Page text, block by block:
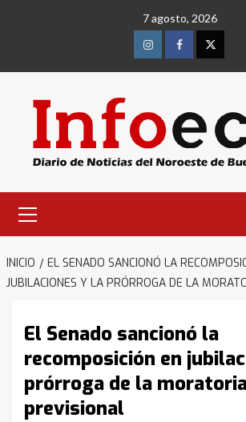
7 agosto, 2026
InstagramFacebookTwitter
primario
INICIO
EL SENADO SANCIONÓ LA
JUBILACIONES Y LA PRÓRROGA DE LA
El Senado sancionó la
recomposición en
prórroga de la
previsional